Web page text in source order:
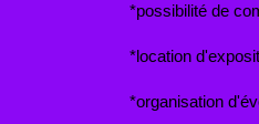
*possibilité de
*location
*organisation